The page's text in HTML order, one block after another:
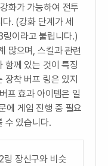
화가 가능하여 전투
. (강화 단계가 세
이라고 불립니다.)
많으며, 스킬과 관련
함께 있는 것이 특징
착 버프 링은 있지
프 효과 아이템은 일
에 게임 진행 중 필요
수 있습니다.
링 장신구와 비슷